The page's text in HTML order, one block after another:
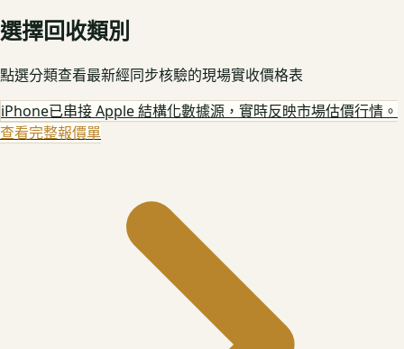
選擇回收類別
點選分類查看最新經同步核驗的現場實收價格表
iPhone已串接 Apple 結構化數據源，實時反映市場估價行情。
查看完整報價單